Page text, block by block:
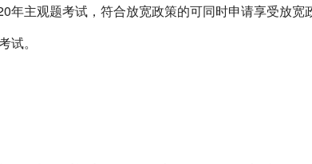
年主观题考试，符合放宽政策的可同时申请享受放
试。